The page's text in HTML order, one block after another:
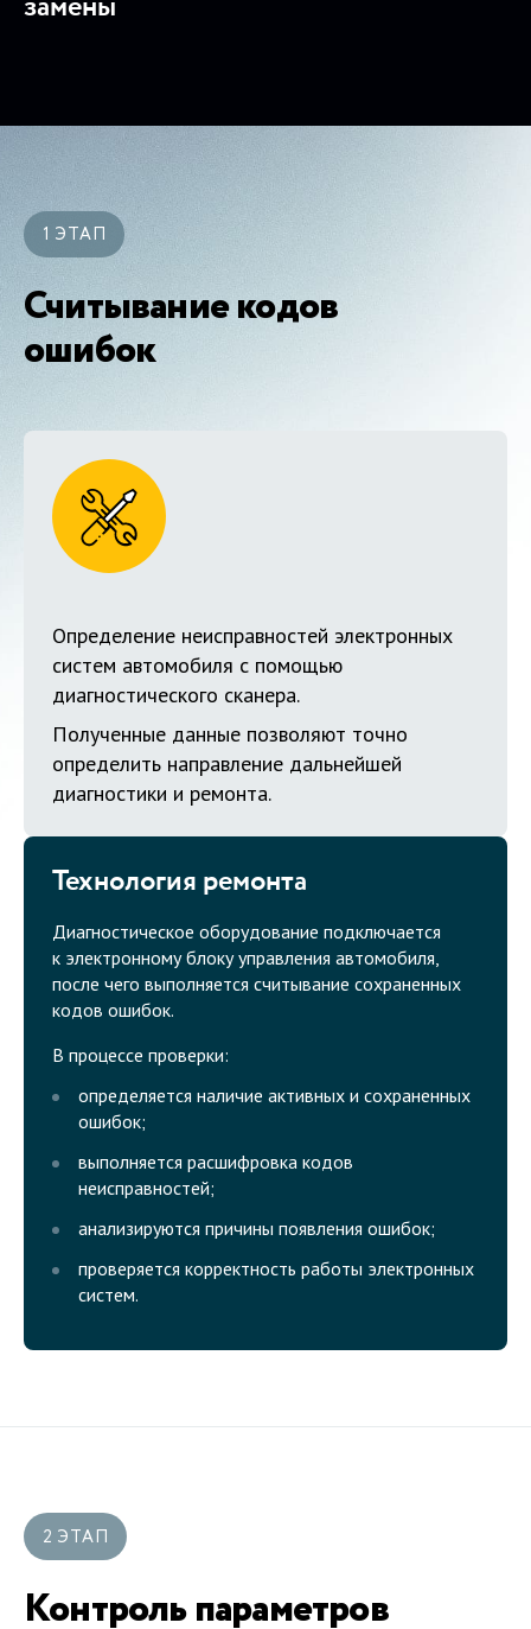
1 ЭТАП
Считывание кодов
ошибок
Определение неисправностей электронных
систем автомобиля с помощью
диагностического сканера.
Полученные данные позволяют точно
определить направление дальнейшей
диагностики и ремонта.
Технология ремонта
Диагностическое оборудование подключается
к электронному блоку управления автомобиля,
после чего выполняется считывание сохраненных
кодов ошибок.
В процессе проверки:
определяется наличие активных и сохраненных
ошибок;
выполняется расшифровка кодов
неисправностей;
анализируются причины появления ошибок;
проверяется корректность работы электронных
систем.
2 ЭТАП
Контроль параметров